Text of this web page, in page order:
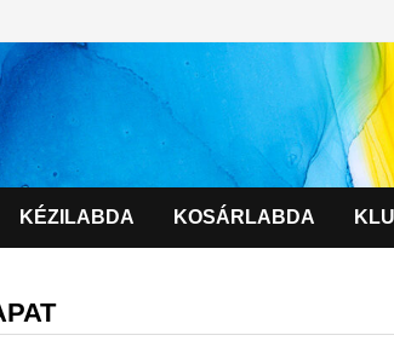
KÉZILABDA KOSÁRLABDA